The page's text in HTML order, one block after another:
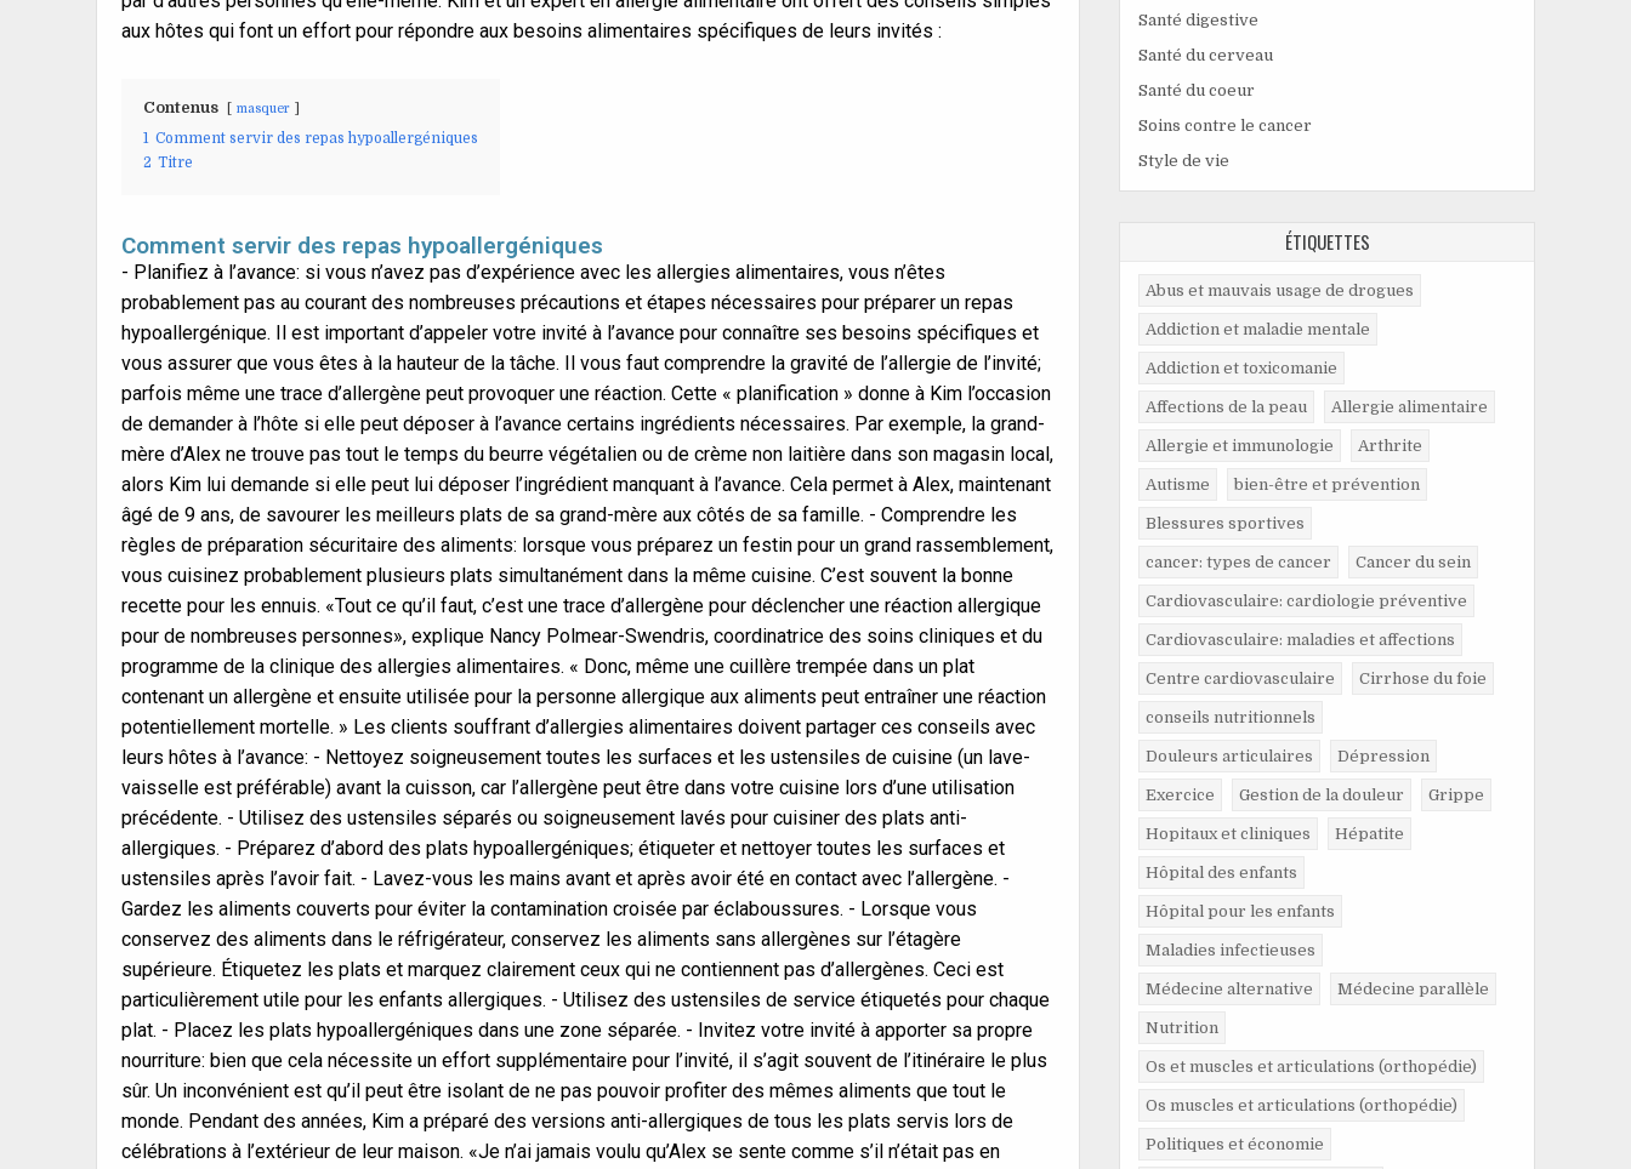
aux hôtes qui font un effort pour répondre aux besoins alimentaires spécifiques de leurs invités :
Contenus masquer
1 Comment servir des repas hypoallergéniques
2 Titre
Comment servir des repas hypoallergéniques
- Planifiez à l’avance: si vous n’avez pas d’expérience avec les allergies alimentaires, vous n’êtes
probablement pas au courant des nombreuses précautions et étapes nécessaires pour préparer un repas
hypoallergénique. Il est important d’appeler votre invité à l’avance pour connaître ses besoins spécifiques et
vous assurer que vous êtes à la hauteur de la tâche. Il vous faut comprendre la gravité de l’allergie de l’invité;
parfois même une trace d’allergène peut provoquer une réaction. Cette « planification » donne à Kim l’occasion
de demander à l’hôte si elle peut déposer à l’avance certains ingrédients nécessaires. Par exemple, la grand-
mère d’Alex ne trouve pas tout le temps du beurre végétalien ou de crème non laitière dans son magasin local,
alors Kim lui demande si elle peut lui déposer l’ingrédient manquant à l’avance. Cela permet à Alex, maintenant
âgé de 9 ans, de savourer les meilleurs plats de sa grand-mère aux côtés de sa famille. - Comprendre les
règles de préparation sécuritaire des aliments: lorsque vous préparez un festin pour un grand rassemblement,
vous cuisinez probablement plusieurs plats simultanément dans la même cuisine. C’est souvent la bonne
recette pour les ennuis. «Tout ce qu’il faut, c’est une trace d’allergène pour déclencher une réaction allergique
pour de nombreuses personnes», explique Nancy Polmear-Swendris, coordinatrice des soins cliniques et du
programme de la clinique des allergies alimentaires. « Donc, même une cuillère trempée dans un plat
contenant un allergène et ensuite utilisée pour la personne allergique aux aliments peut entraîner une réaction
potentiellement mortelle. » Les clients souffrant d’allergies alimentaires doivent partager ces conseils avec
leurs hôtes à l’avance: - Nettoyez soigneusement toutes les surfaces et les ustensiles de cuisine (un lave-
vaisselle est préférable) avant la cuisson, car l’allergène peut être dans votre cuisine lors d’une utilisation
précédente. - Utilisez des ustensiles séparés ou soigneusement lavés pour cuisiner des plats anti-
allergiques. - Préparez d’abord des plats hypoallergéniques; étiqueter et nettoyer toutes les surfaces et
ustensiles après l’avoir fait. - Lavez-vous les mains avant et après avoir été en contact avec l’allergène. -
Gardez les aliments couverts pour éviter la contamination croisée par éclaboussures. - Lorsque vous
conservez des aliments dans le réfrigérateur, conservez les aliments sans allergènes sur l’étagère
supérieure. Étiquetez les plats et marquez clairement ceux qui ne contiennent pas d’allergènes. Ceci est
particulièrement utile pour les enfants allergiques. - Utilisez des ustensiles de service étiquetés pour chaque
plat. - Placez les plats hypoallergéniques dans une zone séparée. - Invitez votre invité à apporter sa propre
nourriture: bien que cela nécessite un effort supplémentaire pour l’invité, il s’agit souvent de l’itinéraire le plus
sûr. Un inconvénient est qu’il peut être isolant de ne pas pouvoir profiter des mêmes aliments que tout le
monde. Pendant des années, Kim a préparé des versions anti-allergiques de tous les plats servis lors de
célébrations à l’extérieur de leur maison. «Je n’ai jamais voulu qu’Alex se sente comme s’il n’était pas en
Santé digestive
Santé du cerveau
Santé du coeur
Soins contre le cancer
Style de vie
ÉTIQUETTES
Abus et mauvais usage de drogues
Addiction et maladie mentale
Addiction et toxicomanie
Affections de la peau Allergie alimentaire
Allergie et immunologie Arthrite
Autisme bien-être et prévention
Blessures sportives
cancer: types de cancer Cancer du sein
Cardiovasculaire: cardiologie préventive
Cardiovasculaire: maladies et affections
Centre cardiovasculaire Cirrhose du foie
conseils nutritionnels
Douleurs articulaires Dépression
Exercice Gestion de la douleur Grippe
Hopitaux et cliniques Hépatite
Hôpital des enfants
Hôpital pour les enfants
Maladies infectieuses
Médecine alternative Médecine parallèle
Nutrition
Os et muscles et articulations (orthopédie)
Os muscles et articulations (orthopédie)
Politiques et économie